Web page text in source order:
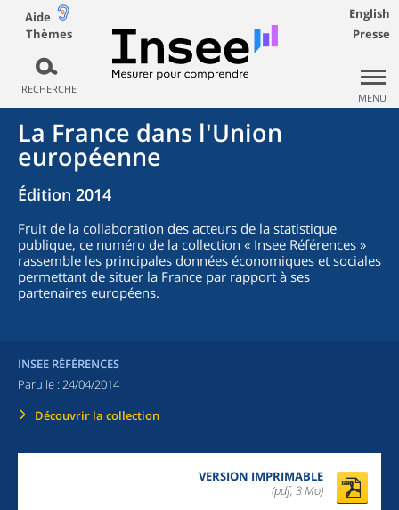
Aide
Thèmes
RECHERCHE
English
Presse
MENU
La France dans l'Union
européenne
Édition 2014
Fruit de la collaboration des acteurs de la statistique
publique, ce numéro de la collection « Insee Références »
rassemble les principales données économiques et sociales
permettant de situer la France par rapport à ses
partenaires européens.
INSEE RÉFÉRENCES
Paru le : 24/04/2014
Découvrir la collection
VERSION IMPRIMABLE
(pdf, 3 Mo)